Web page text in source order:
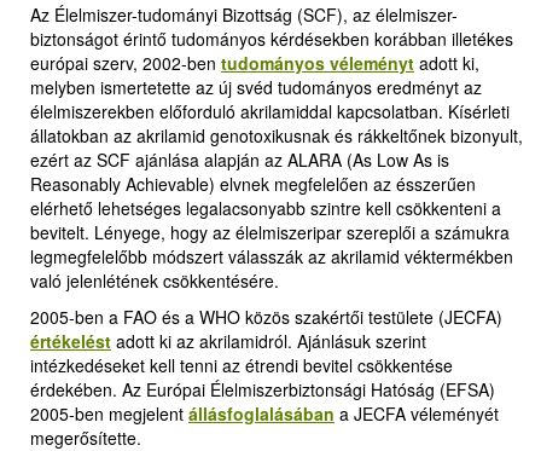
Az Élelmiszer-tudományi Bizottság (SCF), az élelmiszer-
biztonságot érintő tudományos kérdésekben korábban illetékes
európai szerv, 2002-ben tudományos véleményt adott ki,
melyben ismertetette az új svéd tudományos eredményt az
élelmiszerekben előforduló akrilamiddal kapcsolatban. Kísérleti
állatokban az akrilamid genotoxikusnak és rákkeltőnek bizonyult,
ezért az SCF ajánlása alapján az ALARA (As Low As is
Reasonably Achievable) elvnek megfelelően az ésszerűen
elérhető lehetséges legalacsonyabb szintre kell csökkenteni a
bevitelt. Lényege, hogy az élelmiszeripar szereplői a számukra
legmegfelelőbb módszert válasszák az akrilamid véktermékben
való jelenlétének csökkentésére.
2005-ben a FAO és a WHO közös szakértői testülete (JECFA)
értékelést adott ki az akrilamidról. Ajánlásuk szerint
intézkedéseket kell tenni az étrendi bevitel csökkentése
érdekében. Az Európai Élelmiszerbiztonsági Hatóság (EFSA)
2005-ben megjelent állásfoglalásában a JECFA véleményét
megerősítette.